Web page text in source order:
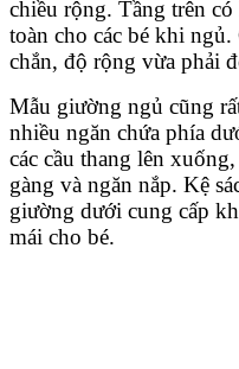
chiều rộng. Tầng trên có
toàn cho các bé khi
chắn, độ rộng vừa phải
Mẫu giường ngủ cũng
nhiều ngăn chứa phía
các cầu thang lên
gàng và ngăn nắp. Kệ
giường dưới cung cấp
mái cho bé.